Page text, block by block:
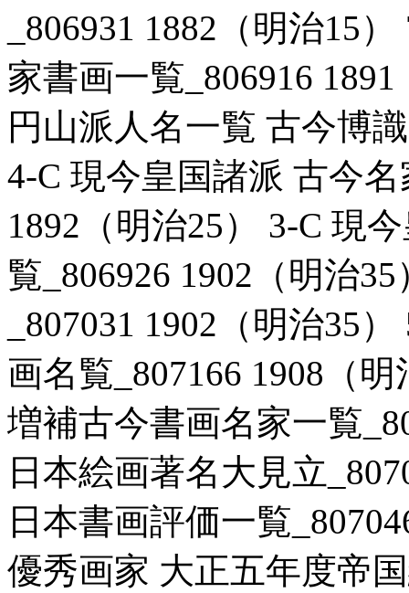
_806931 1882（明治15
家書画一覧_806916
円山派人名一覧 古今博
4-C 現今皇国諸派 古今
1892（明治25） 3-C 現
覧_806926 1902（明治
_807031 1902（明治35
画名覧_807166 1908（
増補古今書画名家一覧
日本絵画著名大見立
日本書画評価一覧
優秀画家 大正五年度帝